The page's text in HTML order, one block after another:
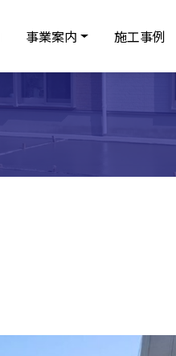
事業案内 施工事例